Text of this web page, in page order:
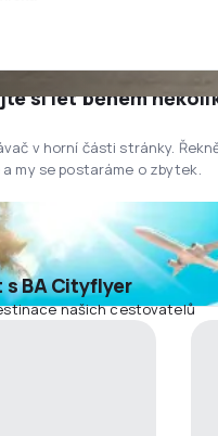
si let během
v horní části stránky.
my se postaráme o zbytek.
BA Cityflyer
našich cestovatelů